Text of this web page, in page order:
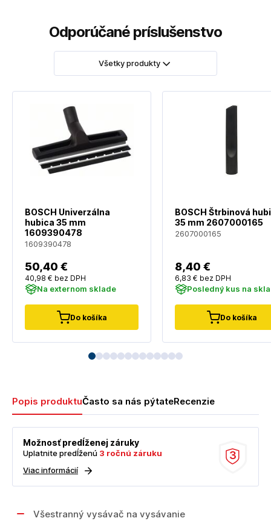
Odporúčané príslušenstvo
Všetky produkty
BOSCH Univerzálna
hubica 35 mm
1609390478
1609390478
50,40 €
40,98 € bez DPH
Na externom sklade
Do košíka
BOSCH Štrbinová
35 mm 2607000165
2607000165
8,40 €
6,83 € bez DPH
Posledný kus na
Do košíka
Popis produktuČasto sa nás pýtateRecenzie
3
Možnosť predĺženej záruky
Uplatnite predĺženú 3 ročnú záruku
Viac informácií
Všestranný vysávač na vysávanie